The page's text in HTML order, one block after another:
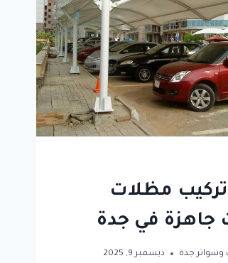
مظلات
جاهزة في جدة
جدة ديسمبر 9, 2025